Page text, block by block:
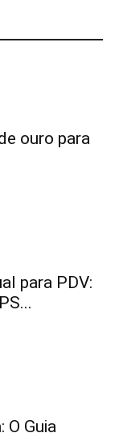
ouro para
para PDV:
O Guia